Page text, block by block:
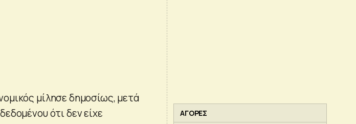
μίλησε δημοσίως, μετά
ότι δεν είχε
ΑΓΟΡΕΣ